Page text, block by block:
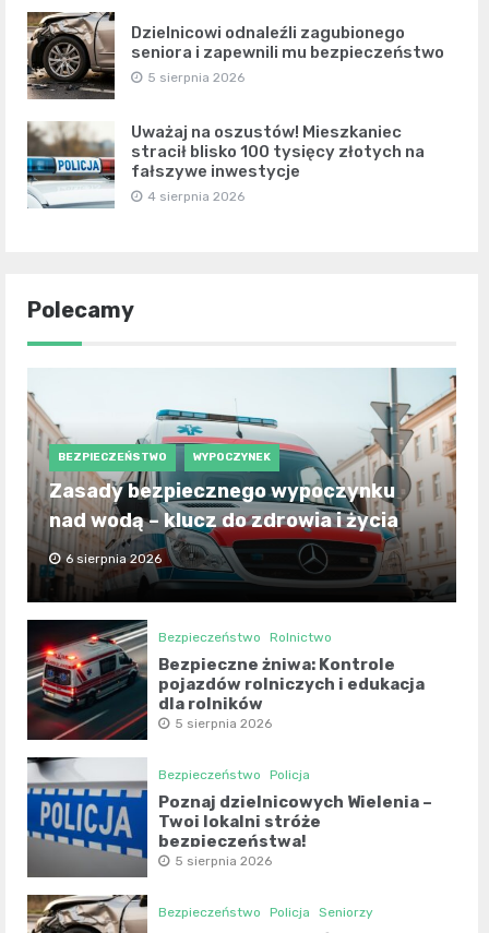
Dzielnicowi odnaleźli zagubionego
seniora i zapewnili mu bezpieczeństwo
5 sierpnia 2026
Uważaj na oszustów! Mieszkaniec
stracił blisko 100 tysięcy złotych na
fałszywe inwestycje
4 sierpnia 2026
Polecamy
BEZPIECZEŃSTWO WYPOCZYNEK
Zasady bezpiecznego wypoczynku
nad wodą – klucz do zdrowia i życia
6 sierpnia 2026
Bezpieczeństwo Rolnictwo
Bezpieczne żniwa: Kontrole
pojazdów rolniczych i edukacja
dla rolników
5 sierpnia 2026
Bezpieczeństwo Policja
Poznaj dzielnicowych Wielenia –
Twoi lokalni stróże
bezpieczeństwa!
5 sierpnia 2026
Bezpieczeństwo Policja Seniorzy